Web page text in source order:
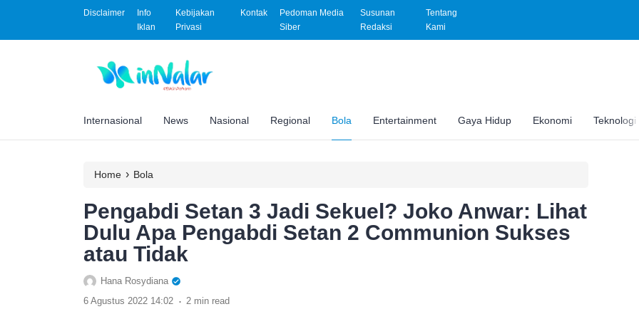
Disclaimer
Info
Iklan
Kebijakan
Privasi
Kontak
Pedoman Media
Siber
Susunan
Redaksi
Tentang
Kami
Internasional News Nasional Regional Bola Entertainment Gaya Hidup Ekonomi Teknologi
Home › Bola
Pengabdi Setan 3 Jadi Sekuel? Joko Anwar: Lihat
Dulu Apa Pengabdi Setan 2 Communion Sukses
atau Tidak
Hana Rosydiana
6 Agustus 2022 14:02 . 2 min read